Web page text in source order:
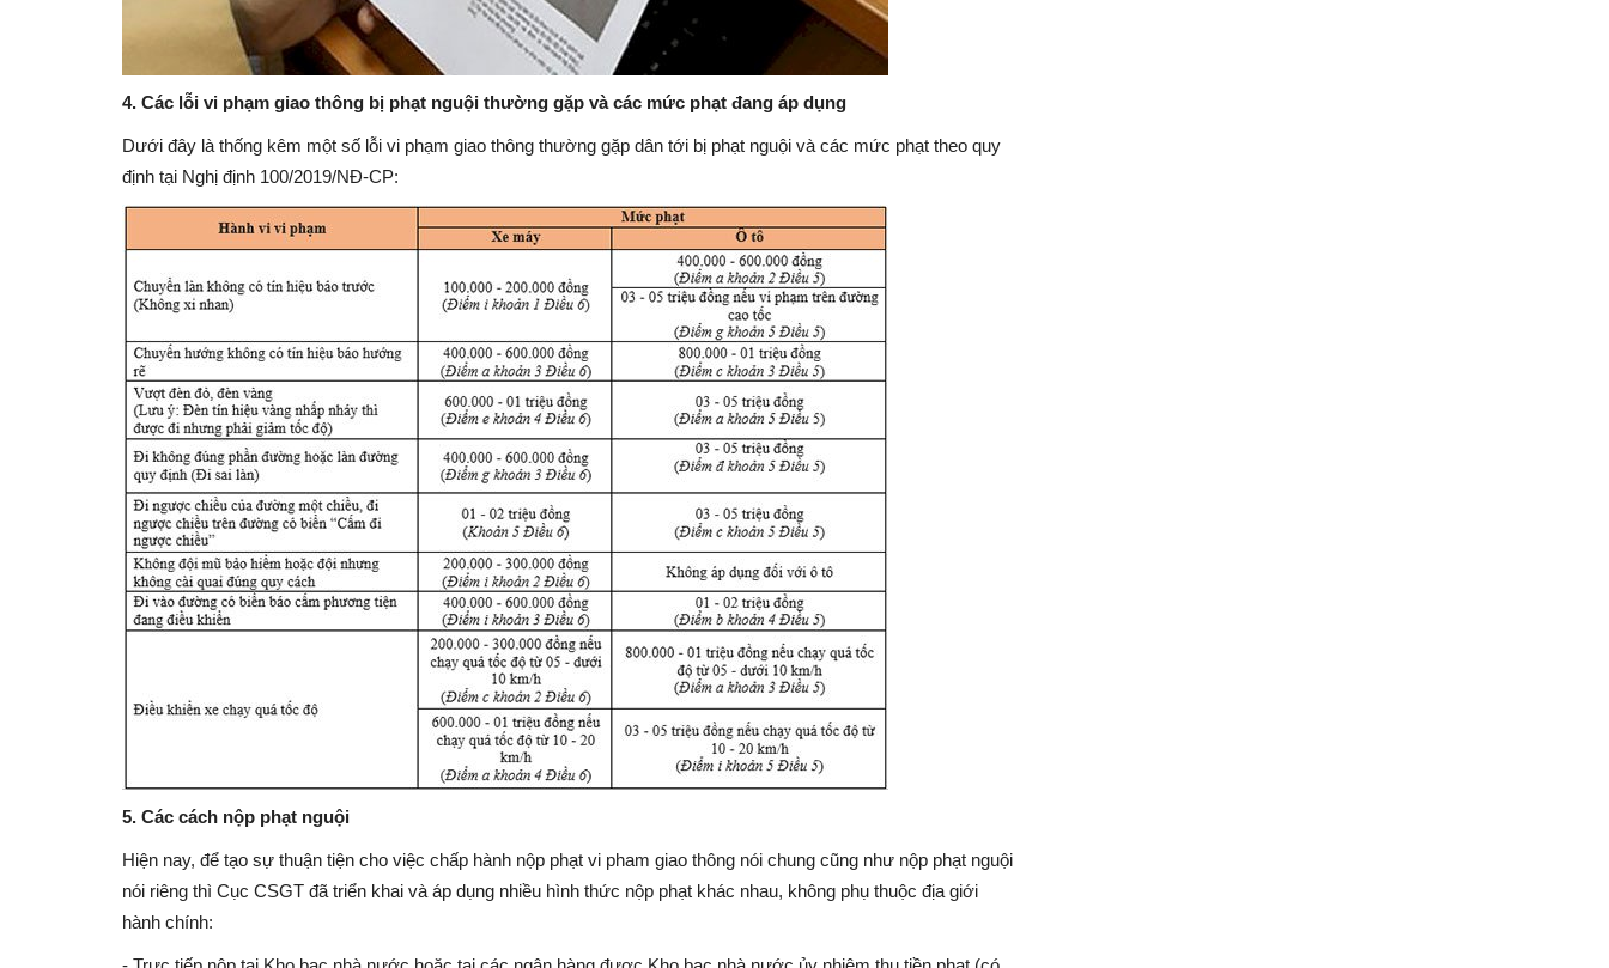
4. Các lỗi vi phạm giao thông bị phạt nguội thường gặp và các mức phạt đang áp dụng
Dưới đây là thống kêm một số lỗi vi phạm giao thông thường gặp dân tới bị phạt nguội và các mức phạt theo quy
định tại Nghị định 100/2019/NĐ-CP:
5. Các cách nộp phạt nguội
Hiện nay, để tạo sự thuận tiện cho việc chấp hành nộp phạt vi pham giao thông nói chung cũng như nộp phạt nguội
nói riêng thì Cục CSGT đã triển khai và áp dụng nhiều hình thức nộp phạt khác nhau, không phụ thuộc địa giới
hành chính: